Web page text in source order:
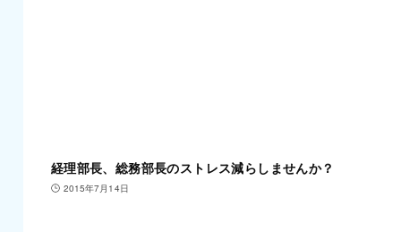
経理部長、総務部長のストレス減らしませんか？
2015年7月14日